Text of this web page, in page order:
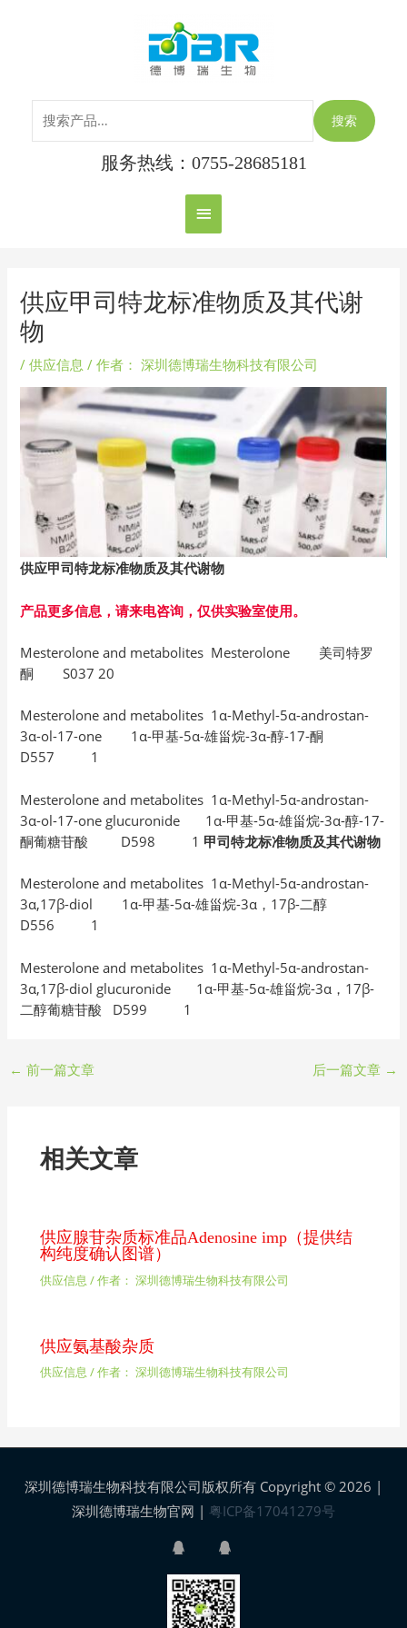
主
菜
单
搜索
服务热线：0755-28685181
供应甲司特龙标准物质及其代谢
物
/供应信息 / 作者： 深圳德博瑞生物科技有限公司
供应甲司特龙标准物质及其代谢物
产品更多信息，请来电咨询，仅供实验室使用。
Mesterolone and metabolites Mesterolone 美司特罗
酮 S037 20
Mesterolone and metabolites 1α-Methyl-5α-androstan-
3α-ol-17-one 1α-甲基-5α-雄甾烷-3α-醇-17-酮
D557 1
Mesterolone and metabolites 1α-Methyl-5α-androstan-
3α-ol-17-one glucuronide 1α-甲基-5α-雄甾烷-3α-醇-17-
酮葡糖苷酸 D598 1 甲司特龙标准物质及其代谢物
Mesterolone and metabolites 1α-Methyl-5α-androstan-
3α,17β-diol 1α-甲基-5α-雄甾烷-3α，17β-二醇
D556 1
Mesterolone and metabolites 1α-Methyl-5α-androstan-
3α,17β-diol glucuronide 1α-甲基-5α-雄甾烷-3α，17β-
二醇葡糖苷酸 D599 1
← 前一篇文章 后一篇文章 →
相关文章
供应腺苷杂质标准品Adenosine imp（提供结
构纯度确认图谱）
供应信息 / 作者： 深圳德博瑞生物科技有限公司
供应氨基酸杂质
供应信息 / 作者： 深圳德博瑞生物科技有限公司
深圳德博瑞生物科技有限公司版权所有 Copyright © 2026 |
深圳德博瑞生物官网 | 粤ICP备17041279号